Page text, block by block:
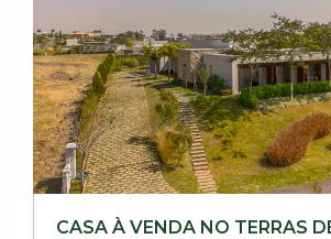
CASA À VENDA NO TERRAS